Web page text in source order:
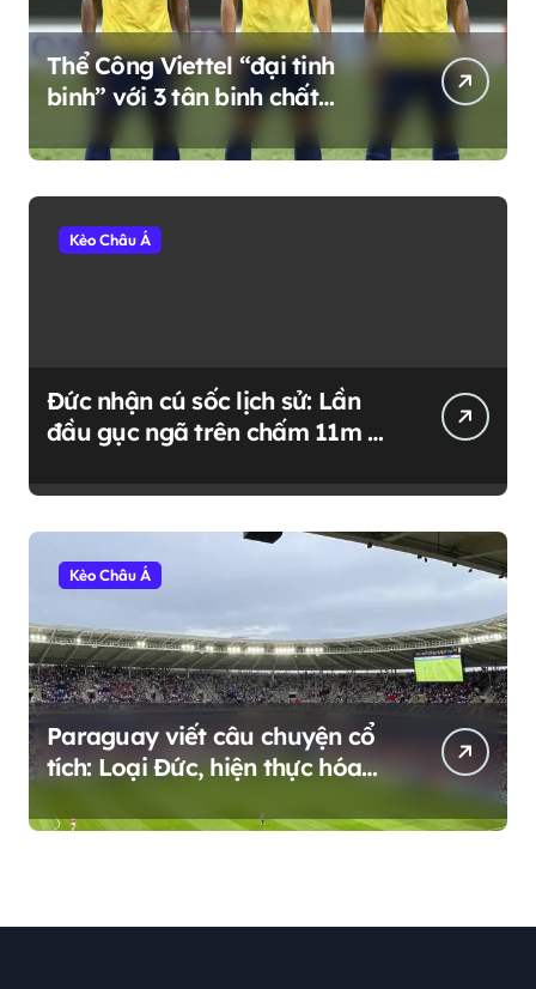
Thể Công Viettel “đại tinh
binh” với 3 tân binh chất
lượng: Khi nhà vô địch AFF
Cup trở về mái nhà xưa
Kèo Châu Á
Đức nhận cú sốc lịch sử: Lần
đầu gục ngã trên chấm 11m ở
Kèo Châu Á
Paraguay viết câu chuyện cổ
tích: Loại Đức, hiện thực hóa